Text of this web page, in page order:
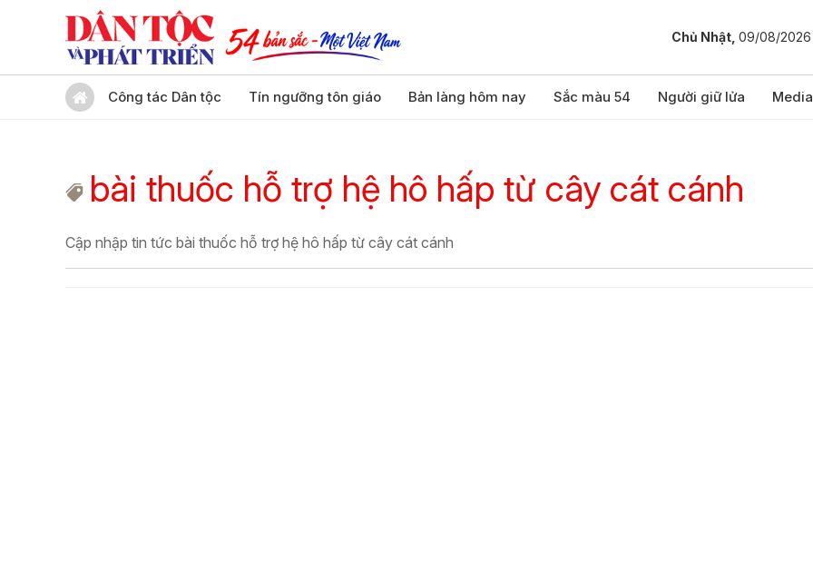
Chủ Nhật, 09/08/2026
Công tác Dân tộc Tín ngưỡng tôn giáo Bản làng hôm nay Sắc màu 54 Người giữ lửa Media
bài thuốc hỗ trợ hệ hô hấp từ cây cát cánh
Cập nhập tin tức bài thuốc hỗ trợ hệ hô hấp từ cây cát cánh